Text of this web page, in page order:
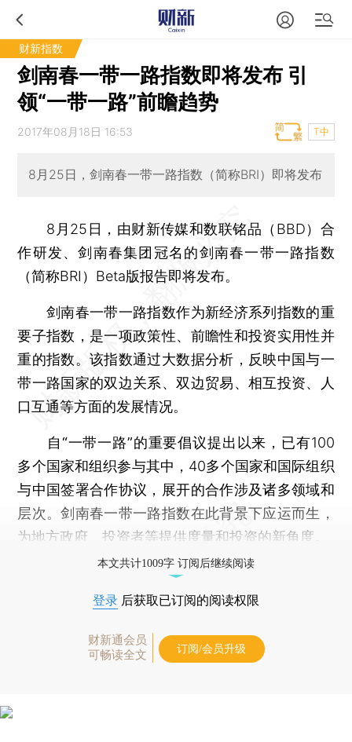
财新指数
剑南春一带一路指数即将发布 引
领“一带一路”前瞻趋势
2017年08月18日 16:53 T中
8月25日，剑南春一带一路指数（简称BRI）即将发布
8月25日，由财新传媒和数联铭品（BBD）合
作研发、剑南春集团冠名的剑南春一带一路指数
（简称BRI）Beta版报告即将发布。
剑南春一带一路指数作为新经济系列指数的重
要子指数，是一项政策性、前瞻性和投资实用性并
重的指数。该指数通过大数据分析，反映中国与一
带一路国家的双边关系、双边贸易、相互投资、人
口互通等方面的发展情况。
自“一带一路”的重要倡议提出以来，已有100
多个国家和组织参与其中，40多个国家和国际组织
与中国签署合作协议，展开的合作涉及诸多领域和
层次。剑南春一带一路指数在此背景下应运而生，
为地方政府、投资者等提供度量和投资的新角度。
本文共计1009字 订阅后继续阅读
登录 后获取已订阅的阅读权限
财新通会员
可畅读全文
订阅/会员升级